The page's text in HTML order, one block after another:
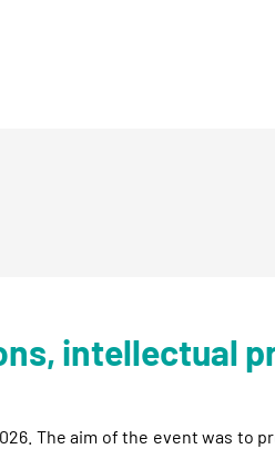
intellectual
The aim of the event was to